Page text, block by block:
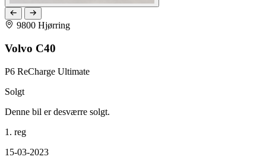
9800 Hjørring
Volvo C40
P6 ReCharge Ultimate
Solgt
Denne bil er desværre solgt.
1. reg
15-03-2023